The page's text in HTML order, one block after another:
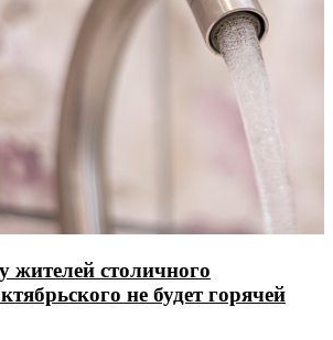
жителей столичного
не будет горячей